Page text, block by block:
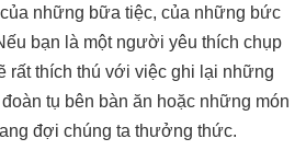
những bữa tiệc, của những bức
bạn là một người yêu thích chụp
rất thích thú với việc ghi lại những
tụ bên bàn ăn hoặc những món
đợi chúng ta thưởng thức.